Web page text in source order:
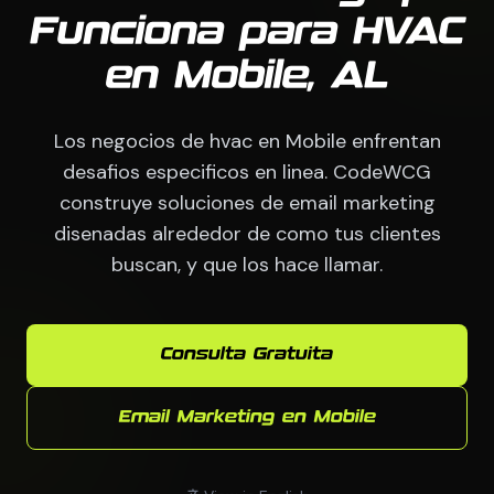
Funciona para HVAC
en Mobile, AL
Los negocios de hvac en Mobile enfrentan
desafios especificos en linea. CodeWCG
construye soluciones de email marketing
disenadas alrededor de como tus clientes
buscan, y que los hace llamar.
Consulta Gratuita
Email Marketing en Mobile